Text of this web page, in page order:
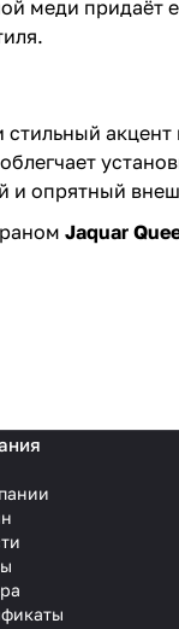
меди
акцент
и опрятный
Jaquar